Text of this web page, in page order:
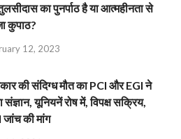
का पुनर्पाठ है या आत्महीनता से
कुपाठ?
12, 2023
की संदिग्ध मौत का PCI और EGI ने
संज्ञान, यूनियनें रोष में, विपक्ष सक्रिय,
जांच की मांग